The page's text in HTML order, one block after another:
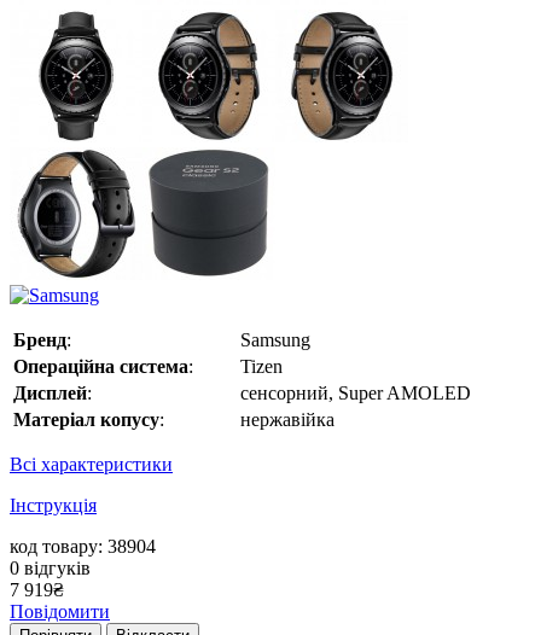
Бренд:
Samsung
Операційна система:
Tizen
Дисплей:
сенсорний, Super AMOLED
Матеріал копусу: нержавійка
Всі характеристики
Інструкція
код товару: 38904
0 відгуків
7 919₴
Повідомити